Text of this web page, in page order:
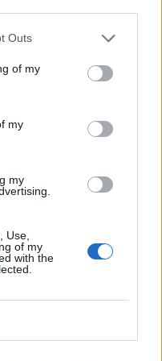
Outs
of my
my
my
Use,
of my
with the
8 πόντων (83-75)
ένα επιμέρους 1-7
κατοχής (84-82
(95-84), όμως οι
δικέφαλο στο -4
λάθος του ΠΑΟΚ,
λάθος του ΠΑΟΚ
γραμμή και έγραψε
1/2 βολές για το 96-
φάουλ, ο Ταϊρί